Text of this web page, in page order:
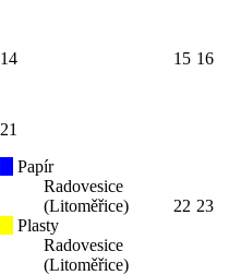
14 15 16
21
Papír
Radovesice
(Litoměřice)
Plasty
Radovesice
(Litoměřice)
22 23